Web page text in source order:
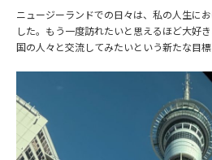
ニュージーランドでの日々は、私の人生に
した。もう一度訪れたいと思えるほど大好
国の人々と交流してみたいという新たな目標